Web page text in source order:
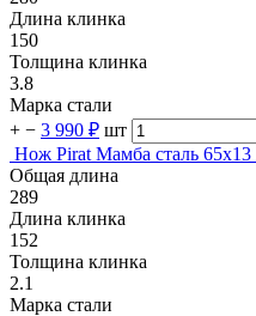
Длина клинка
150
Толщина клинка
3.8
Марка стали
+ − 3 990 ₽ шт
Нож Pirat Мамба сталь 65х13
Общая длина
289
Длина клинка
152
Толщина клинка
2.1
Марка стали